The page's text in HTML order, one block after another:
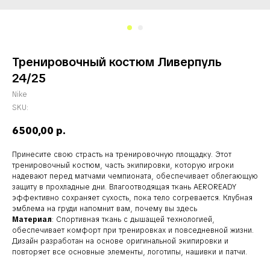
Тренировочный костюм Ливерпуль
24/25
Nike
SKU:
6500,00 р.
Принесите свою страсть на тренировочную площадку. Этот
тренировочный костюм, часть экипировки, которую игроки
надевают перед матчами чемпионата, обеспечивает облегающую
защиту в прохладные дни. Влагоотводящая ткань AEROREADY
эффективно сохраняет сухость, пока тело согревается. Клубная
эмблема на груди напомнит вам, почему вы здесь
Материал: Спортивная ткань с дышащей технологией,
обеспечивает комфорт при тренировках и повседневной жизни.
Дизайн разработан на основе оригинальной экипировки и
повторяет все основные элементы, логотипы, нашивки и патчи.